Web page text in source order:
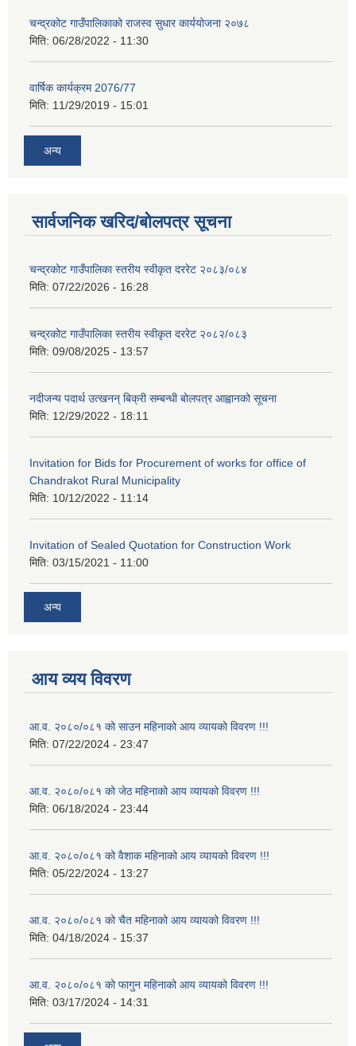
चन्द्रकोट गाउँपालिकाको राजस्व सुधार कार्ययोजना २०७८
मिति: 06/28/2022 - 11:30
वार्षिक कार्यक्रम 2076/77
मिति: 11/29/2019 - 15:01
अन्य
सार्वजनिक खरिद/बोलपत्र सूचना
चन्द्रकोट गाउँपालिका स्तरीय स्वीकृत दररेट २०८३/०८४
मिति: 07/22/2026 - 16:28
चन्द्रकोट गाउँपालिका स्तरीय स्वीकृत दररेट २०८२/०८३
मिति: 09/08/2025 - 13:57
नदीजन्य पदार्थ उत्खनन् बिक्री सम्बन्धी बोलपत्र आह्वानको सूचना
मिति: 12/29/2022 - 18:11
Invitation for Bids for Procurement of works for office of
Chandrakot Rural Municipality
मिति: 10/12/2022 - 11:14
Invitation of Sealed Quotation for Construction Work
मिति: 03/15/2021 - 11:00
अन्य
आय व्यय विवरण
आ.व. २०८०/०८१ को साउन महिनाको आय व्यायको विवरण !!!
मिति: 07/22/2024 - 23:47
आ.व. २०८०/०८१ को जेठ महिनाको आय व्यायको विवरण !!!
मिति: 06/18/2024 - 23:44
आ.व. २०८०/०८१ को वैशाक महिनाको आय व्यायको विवरण !!!
मिति: 05/22/2024 - 13:27
आ.व. २०८०/०८१ को चैत महिनाको आय व्यायको विवरण !!!
मिति: 04/18/2024 - 15:37
आ.व. २०८०/०८१ को फागुन महिनाको आय व्यायको विवरण !!!
मिति: 03/17/2024 - 14:31